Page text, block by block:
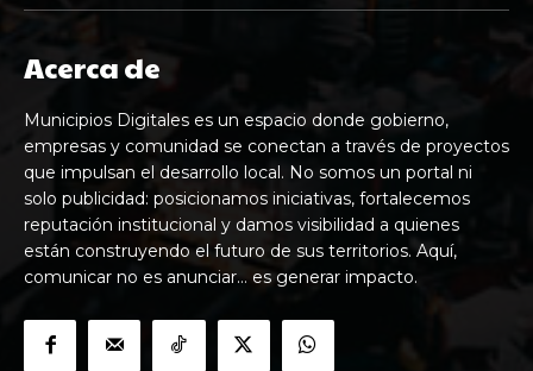
Acerca de
Municipios Digitales es un espacio donde gobierno,
empresas y comunidad se conectan a través de proyectos
que impulsan el desarrollo local. No somos un portal ni
solo publicidad: posicionamos iniciativas, fortalecemos
reputación institucional y damos visibilidad a quienes
están construyendo el futuro de sus territorios. Aquí,
comunicar no es anunciar… es generar impacto.